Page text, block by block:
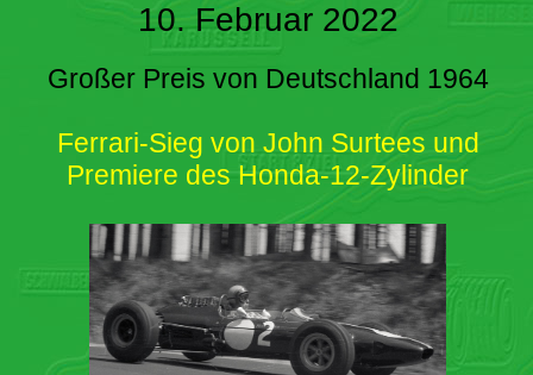
10. Februar 2022
Großer Preis von Deutschland 1964
Ferrari-Sieg von John Surtees und
Premiere des Honda-12-Zylinder